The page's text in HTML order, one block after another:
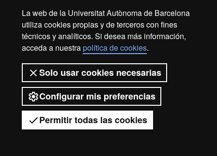
La web de la Universitat Autònoma de Barcelona
utiliza cookies propias y de terceros con fines
técnicos y analíticos. Si desea más información,
acceda a nuestrapolítica de cookies.
Solo usar cookies necesarias
Configurar mis preferencias
Permitir todas las cookies
Tienes dudas?
2026 Universitat Autònoma de
Barcelona